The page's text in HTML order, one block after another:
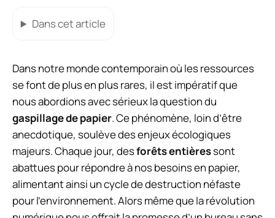
Dans cet article
Dans notre monde contemporain où les ressources
se font de plus en plus rares, il est impératif que
nous abordions avec sérieux la question du
gaspillage de papier. Ce phénomène, loin d’être
anecdotique, soulève des enjeux écologiques
majeurs. Chaque jour, desforêts entièressont
abattues pour répondre à nos besoins en papier,
alimentant ainsi un cycle de destruction néfaste
pour l’environnement. Alors même que la révolution